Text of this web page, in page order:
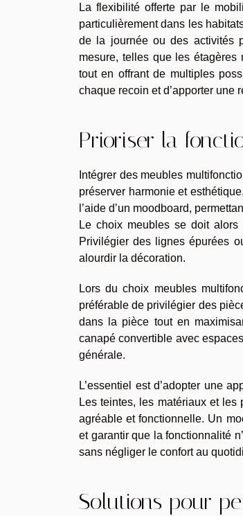
La flexibilité offerte par le
particulièrement dans les
de la journée ou des activités
mesure, telles que les étagères
tout en offrant de multiples
chaque recoin et d’apporter une
Prioriser la
Intégrer des meubles
préserver harmonie et
l’aide d’un moodboard,
Le choix meubles se doit
Privilégier des lignes épurées
alourdir la décoration.
Lors du choix meubles
préférable de privilégier des
dans la pièce tout en
canapé convertible avec
générale.
L’essentiel est d’adopter une
Les teintes, les matériaux et
agréable et fonctionnelle. Un
et garantir que la fonctionnalité
sans négliger le confort au
Solutions pour